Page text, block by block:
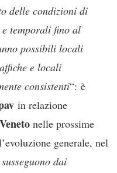
delle condizioni di
temporali fino al
possibili locali
e locali
consistenti“: è
in relazione
Veneto nelle prossime
generale, nel
dai